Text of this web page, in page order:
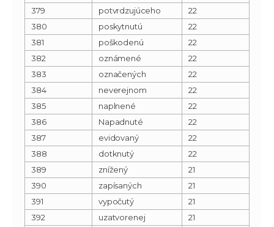
379
potvrdzujúceho
22
380
poskytnutú
22
381
poškodenú
22
382
oznámené
22
383
označených
22
384
neverejnom
22
385
naplnené
22
386
Napadnuté
22
387
evidovaný
22
388
dotknutý
22
389
znížený
21
390
zapísaných
21
391
vypočutý
21
392
uzatvorenej
21